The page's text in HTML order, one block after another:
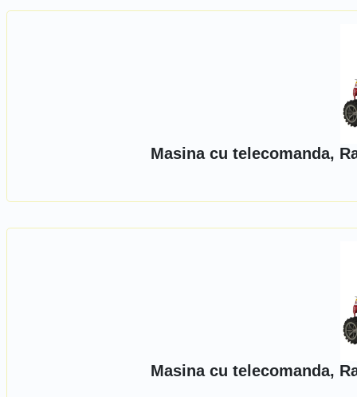
Masina cu telecomanda,
Masina cu telecomanda,